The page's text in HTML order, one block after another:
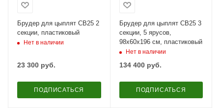
Брудер для цыплят CB25 2
секции, пластиковый
Нет в наличии
23 300 руб.
ПОДПИСАТЬСЯ
Брудер для цыплят CB25 3
секции, 5 ярусов,
98x60x196 см, пластиковый
Нет в наличии
134 400руб.
ПОДПИСАТЬСЯ